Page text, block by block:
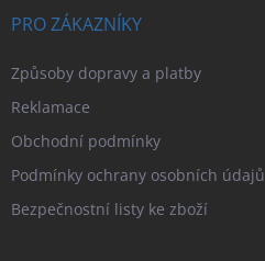
PRO ZÁKAZNÍKY
Způsoby dopravy a platby
Reklamace
Obchodní podmínky
Podmínky ochrany osobních údajů
Bezpečnostní listy ke zboží